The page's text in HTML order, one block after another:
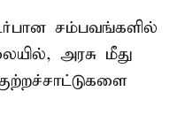
சம்பவங்களில்
அரசு மீது